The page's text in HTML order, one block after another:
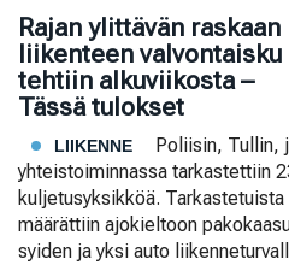
Rajan ylittävän raskaan
liikenteen valvontaisku
tehtiin alkuviikosta –
Tässä tulokset
LIIKENNE
Poliisin, Tullin,
yhteistoiminnassa tarkastettiin
kuljetusyksikköä.
määrättiin ajokieltoon
syiden ja yksi auto